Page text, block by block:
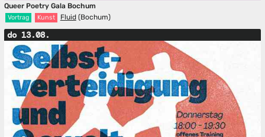
Queer Poetry Gala Bochum
Vortrag Kunst Fluid(Bochum)
do 13.08.